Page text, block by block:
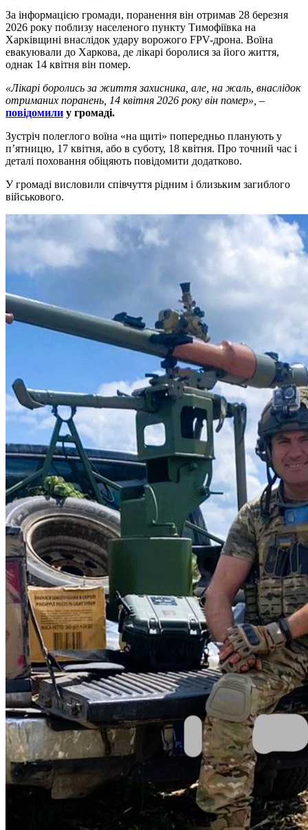
За інформацією громади, поранення він отримав 28 березня
2026 року поблизу населеного пункту Тимофіївка на
Харківщині внаслідок удару ворожого FPV-дрона. Воїна
евакуювали до Харкова, де лікарі боролися за його життя,
однак 14 квітня він помер.
«Лікарі боролись за життя захисника, але, на жаль, внаслідок
отриманих поранень, 14 квітня 2026 року він помер», –
повідомили у громаді.
Зустріч полеглого воїна «на щиті» попередньо планують у
п’ятницю, 17 квітня, або в суботу, 18 квітня. Про точний час і
деталі поховання обіцяють повідомити додатково.
У громаді висловили співчуття рідним і близьким загиблого
військового.